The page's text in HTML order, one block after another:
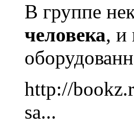
В группе
человека, и
http://
sa...